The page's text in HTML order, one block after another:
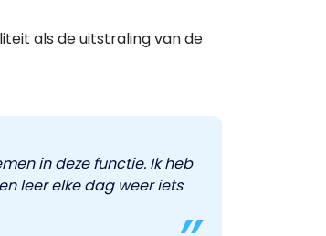
als de uitstraling van de
in deze functie. Ik heb
leer elke dag weer iets